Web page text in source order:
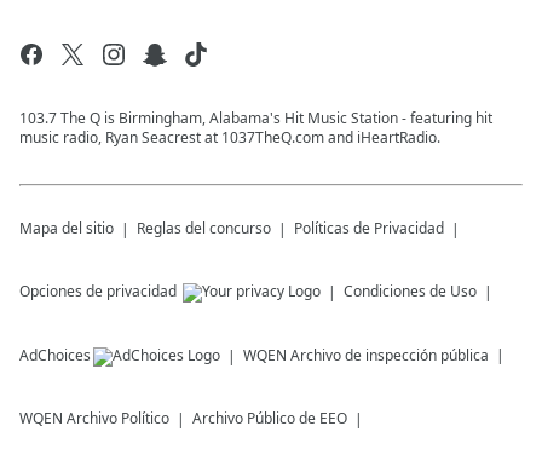
103.7 The Q is Birmingham, Alabama's Hit Music Station - featuring hit
music radio, Ryan Seacrest at 1037TheQ.com and iHeartRadio.
Mapa del sitio Reglas del concurso Políticas de Privacidad
Opciones de privacidad Condiciones de Uso
AdChoices WQEN Archivo de inspección pública
WQEN Archivo Político Archivo Público de EEO